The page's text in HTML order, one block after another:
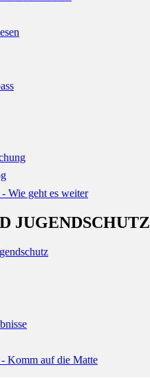
Wie geht es weiter
JUGENDSCHUTZ
Komm auf die Matte